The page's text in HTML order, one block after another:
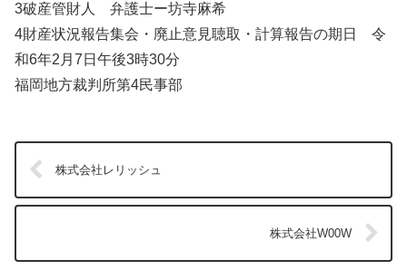
3破産管財人 弁護士ー坊寺麻希
4財産状況報告集会・廃止意見聴取・計算報告の期日 令
和6年2月7日午後3時30分
福岡地方裁判所第4民事部
株式会社レリッシュ
株式会社W00W